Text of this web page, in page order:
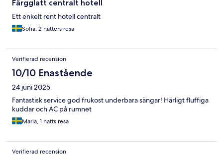
Färgglatt centralt hotell
Ett enkelt rent hotell centralt
Sofia, 2 nätters resa
Verifierad recension
10/10 Enastående
24 juni 2025
Fantastisk service god frukost underbara sängar! Härligt fluffiga
kuddar och AC på rumnet
Maria, 1 natts resa
Verifierad recension